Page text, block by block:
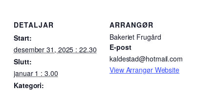
DETALJAR
Start:
desember 31, 2025 : 22.30
Slutt:
januar 1 : 3.00
Kategori:
ARRANGØR
Bakeriet Frugård
E-post
kaldestad@hotmail.com
View Arrangør Website